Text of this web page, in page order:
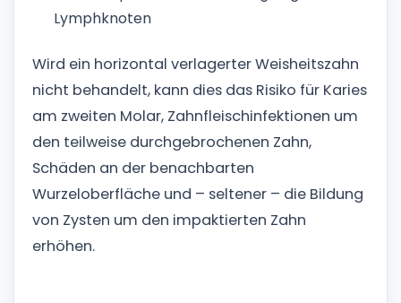
Lymphknoten
Wird ein horizontal verlagerter Weisheitszahn
nicht behandelt, kann dies das Risiko für Karies
am zweiten Molar, Zahnfleischinfektionen um
den teilweise durchgebrochenen Zahn,
Schäden an der benachbarten
Wurzeloberfläche und – seltener – die Bildung
von Zysten um den impaktierten Zahn
erhöhen.